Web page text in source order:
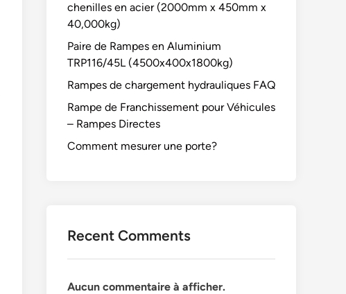
chenilles en acier (2000mm x 450mm x
40,000kg)
Paire de Rampes en Aluminium
TRP116/45L (4500x400x1800kg)
Rampes de chargement hydrauliques FAQ
Rampe de Franchissement pour Véhicules
– Rampes Directes
Comment mesurer une porte?
Recent Comments
Aucun commentaire à afficher.